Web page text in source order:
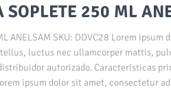
SOPLETE 250 ML
ANELSAM SKU: DDVC28 Lorem ipsum
luctus nec ullamcorper mattis,
autorizado. Características
ipsum dolor sit amet, consectetur